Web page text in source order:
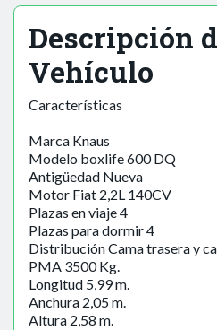
Descripción
Vehículo
Características
Marca Knaus
Modelo boxlife 600 DQ
Antigüedad Nueva
Motor Fiat 2,2L 140CV
Plazas en viaje 4
Plazas para dormir 4
Distribución Cama trasera y
PMA 3500 Kg.
Longitud 5,99 m.
Anchura 2,05 m.
Altura 2,58 m.